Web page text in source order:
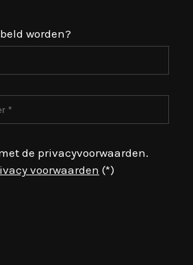
worden?
de privacyvoorwaarden.
voorwaarden (*)